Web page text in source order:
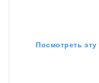
Посмотреть